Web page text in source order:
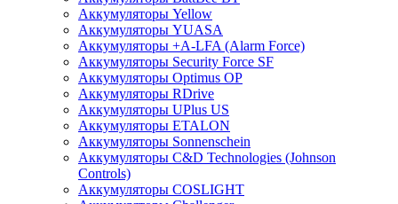
Аккумуляторы Yellow
Аккумуляторы YUASA
Аккумуляторы +A-LFA (Alarm Force)
Аккумуляторы Security Force SF
Аккумуляторы Optimus OP
Аккумуляторы RDrive
Аккумуляторы UPlus US
Аккумуляторы ETALON
Аккумуляторы Sonnenschein
Аккумуляторы С&D Technologies (Johnson
Controls)
Аккумуляторы COSLIGHT